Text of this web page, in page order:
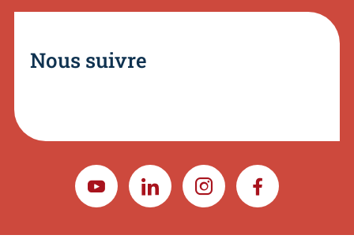
Nous suivre
YOUTUBELINKEDININSTAGRAMFACEBOOK